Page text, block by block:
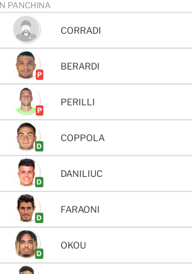
IN PANCHINA
CORRADI
P
BERARDI
P
PERILLI
D
COPPOLA
D
DANILIUC
D
FARAONI
D
OKOU